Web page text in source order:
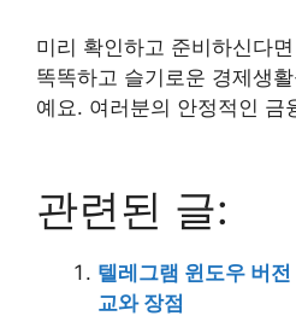
미리 확인하고 준비하신다
똑똑하고 슬기로운 경제생
예요. 여러분의 안정적인 금
관련된 글:
텔레그램 윈도우 버
교와 장점